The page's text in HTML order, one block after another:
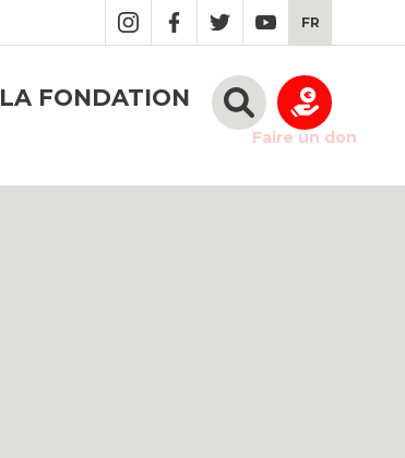
FR
LA FONDATION
Faire un don